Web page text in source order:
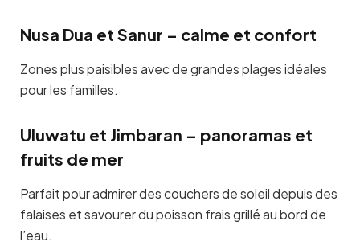
Nusa Dua et Sanur – calme et confort
Zones plus paisibles avec de grandes plages idéales
pour les familles.
Uluwatu et Jimbaran – panoramas et
fruits de mer
Parfait pour admirer des couchers de soleil depuis des
falaises et savourer du poisson frais grillé au bord de
l’eau.